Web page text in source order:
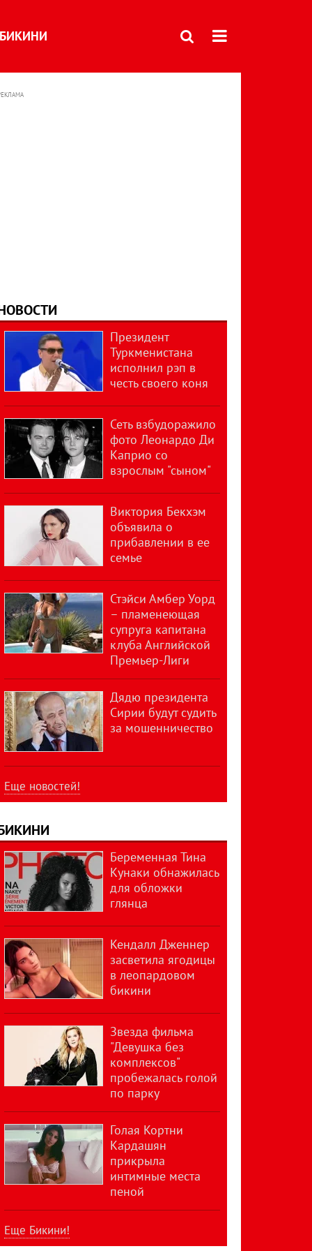
БИКИНИ
Президент
Туркменистана
исполнил рэп в
честь своего коня
Сеть взбудоражило
фото Леонардо Ди
Каприо со
взрослым "сыном"
Виктория Бекхэм
объявила о
прибавлении в ее
семье
Стэйси Амбер Уорд
– пламенеющая
супруга капитана
клуба Английской
Премьер-Лиги
Дядю президента
Сирии будут судить
за мошенничество
Еще новостей!
Беременная Тина
Кунаки обнажилась
для обложки
глянца
Кендалл Дженнер
засветила ягодицы
в леопардовом
бикини
Звезда фильма
"Девушка без
комплексов"
пробежалась голой
по парку
Голая Кортни
Кардашян
прикрыла
интимные места
пеной
Еще Бикини!